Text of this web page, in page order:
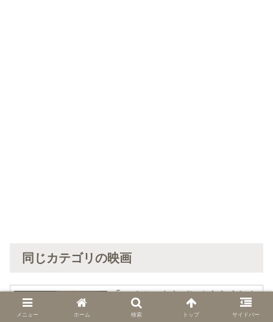
同じカテゴリの映画
「スペル」ネタバレ！あらすじや
最後ラストの結末と見どころ
メニュー ホーム 検索 トップ サイドバー